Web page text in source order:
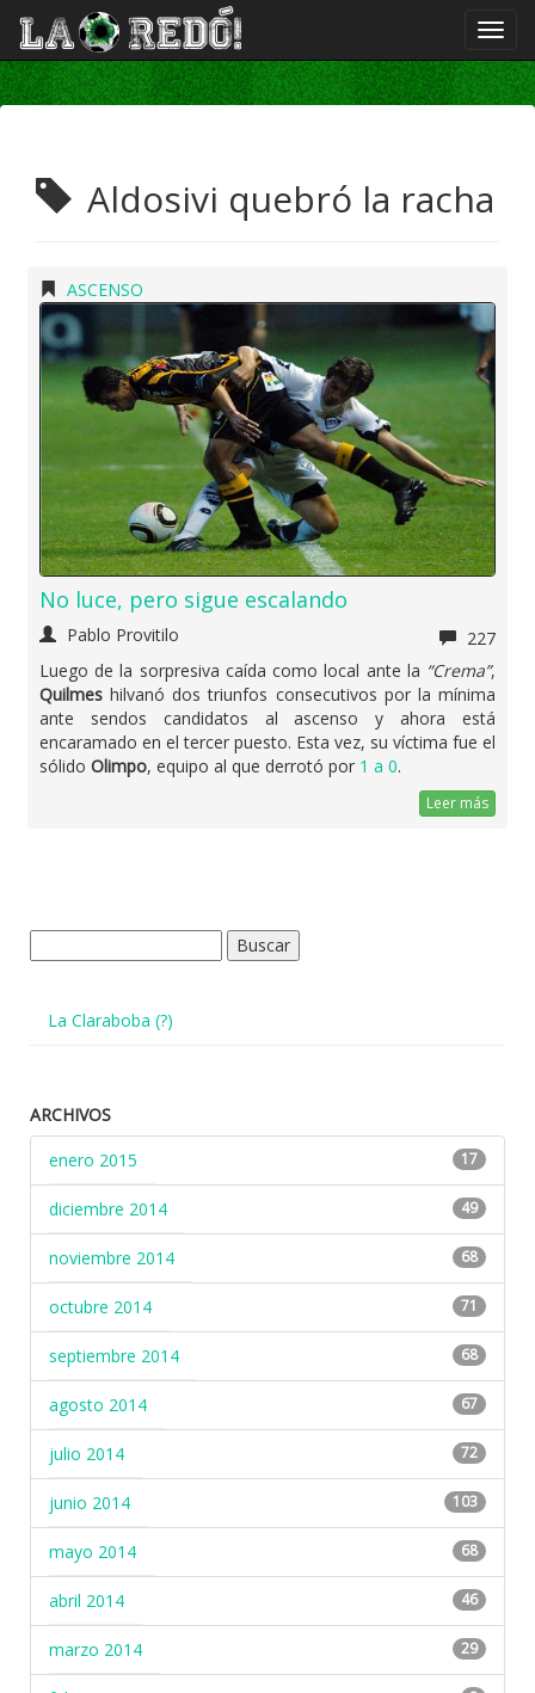
Aldosivi quebró la racha
ASCENSO
No luce, pero sigue escalando
Pablo Provitilo
227
Luego de la sorpresiva caída como local ante la “Crema”,
Quilmes hilvanó dos triunfos consecutivos por la mínima
ante sendos candidatos al ascenso y ahora está
encaramado en el tercer puesto. Esta vez, su víctima fue el
sólido Olimpo, equipo al que derrotó por 1 a 0.
Leer más
La Claraboba (?)
ARCHIVOS
enero 2015
17
diciembre 2014 49
noviembre 2014 68
octubre 2014 71
septiembre 2014 68
agosto 2014 67
julio 2014 72
junio 2014 103
mayo 2014 68
abril 2014 46
marzo 2014 29